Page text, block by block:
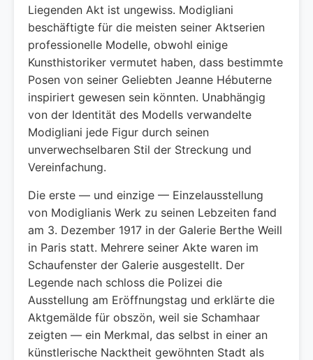
Liegenden Akt ist ungewiss. Modigliani
beschäftigte für die meisten seiner Aktserien
professionelle Modelle, obwohl einige
Kunsthistoriker vermutet haben, dass bestimmte
Posen von seiner Geliebten Jeanne Hébuterne
inspiriert gewesen sein könnten. Unabhängig
von der Identität des Modells verwandelte
Modigliani jede Figur durch seinen
unverwechselbaren Stil der Streckung und
Vereinfachung.
Die erste — und einzige — Einzelausstellung
von Modiglianis Werk zu seinen Lebzeiten fand
am 3. Dezember 1917 in der Galerie Berthe Weill
in Paris statt. Mehrere seiner Akte waren im
Schaufenster der Galerie ausgestellt. Der
Legende nach schloss die Polizei die
Ausstellung am Eröffnungstag und erklärte die
Aktgemälde für obszön, weil sie Schamhaar
zeigten — ein Merkmal, das selbst in einer an
künstlerische Nacktheit gewöhnten Stadt als